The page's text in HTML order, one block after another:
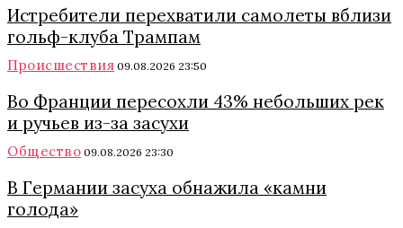
Истребители перехватили самолеты вблизи
гольф-клуба Трампам
Происшествия 09.08.2026 23:50
Во Франции пересохли 43% небольших рек
и ручьев из-за засухи
Общество 09.08.2026 23:30
В Германии засуха обнажила «камни
голода»